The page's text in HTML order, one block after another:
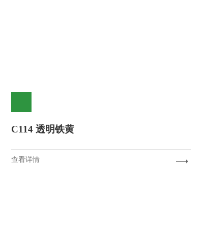
C114 透明铁黄
查看详情